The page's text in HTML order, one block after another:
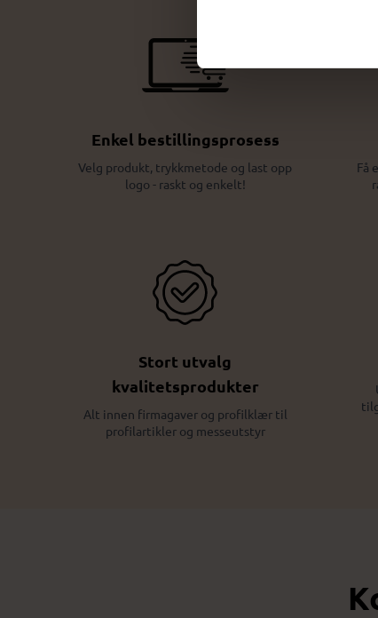
Enkel bestillingsprosess
Velg produkt, trykkmetode og last opp
logo - raskt og enkelt!
Få
Stort utvalg
kvalitetsprodukter
Alt innen firmagaver og profilklær til
profilartikler og messeutstyr